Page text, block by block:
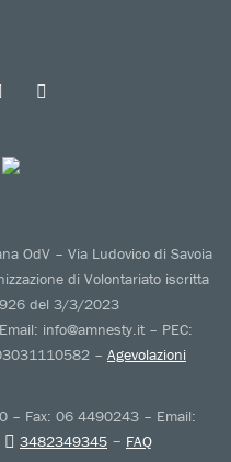
OdV – Via Ludovico di Savoia
di Volontariato iscritta
del 3/3/2023
info@amnesty.it – PEC:
– Agevolazioni
– Fax: 06 4490243 – Email:
3482349345 – FAQ